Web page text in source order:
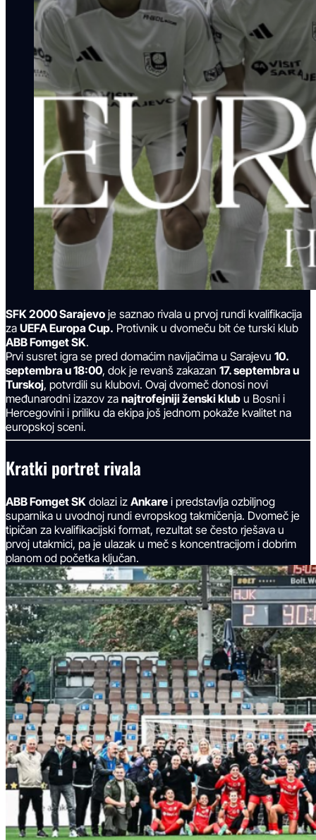
SFK 2000 Sarajevo je saznao rivala u prvoj rundi kvalifikacija
za UEFA Europa Cup. Protivnik u dvomeču bit će turski klub
ABB Fomget SK.
Prvi susret igra se pred domaćim navijačima u Sarajevu 10.
septembra u 18:00, dok je revanš zakazan 17. septembra u
Turskoj, potvrdili su klubovi. Ovaj dvomeč donosi novi
međunarodni izazov za najtrofejniji ženski klub u Bosni i
Hercegovini i priliku da ekipa još jednom pokaže kvalitet na
europskoj sceni.
Kratki portret rivala
ABB Fomget SK dolazi iz Ankare i predstavlja ozbiljnog
suparnika u uvodnoj rundi evropskog takmičenja. Dvomeč je
tipičan za kvalifikacijski format, rezultat se često rješava u
prvoj utakmici, pa je ulazak u meč s koncentracijom i dobrim
planom od početka ključan.